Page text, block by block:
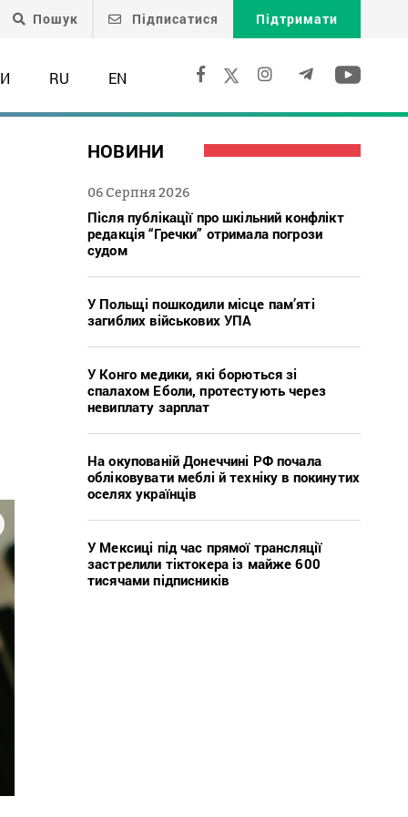
Пошук Підписатися Підтримати
RU EN
НОВИНИ
06 Серпня 2026
Після публікації про шкільний конфлікт
редакція “Гречки” отримала погрози
судом
У Польщі пошкодили місце пам’яті
загиблих військових УПА
У Конго медики, які борються зі
спалахом Еболи, протестують через
невиплату зарплат
На окупованій Донеччині РФ почала
обліковувати меблі й техніку в покинутих
оселях українців
У Мексиці під час прямої трансляції
застрелили тіктокера із майже 600
тисячами підписників